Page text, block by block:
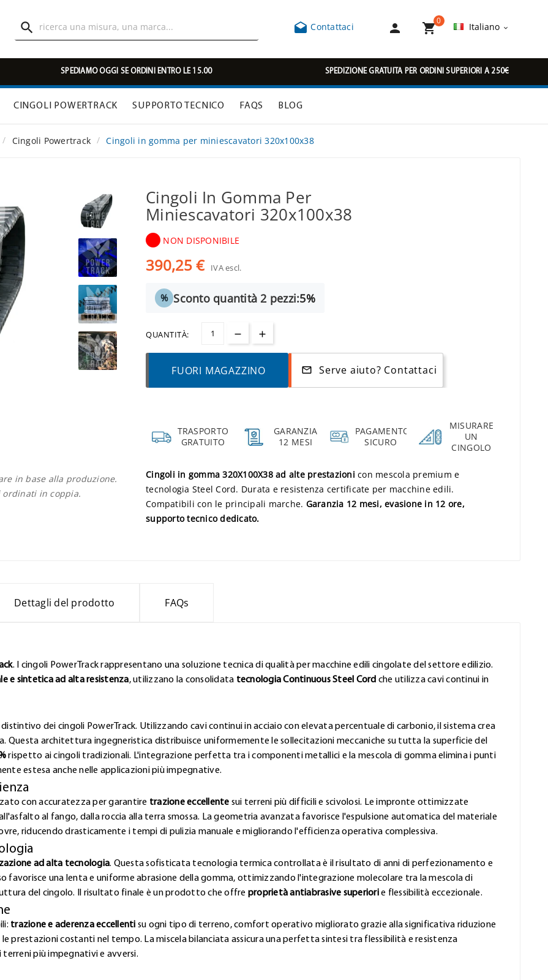
  Contattaci  
0
Italiano 
SPEDIAMO OGGI SE ORDINI ENTRO LE 15.00 SPEDIZIONE GRATUITA PER ORDINI SUPERIORI A 250€
CINGOLI POWERTRACK SUPPORTO TECNICO FAQS BLOG
Cingoli Powertrack Cingoli in gomma per miniescavatori 320x100x38
in base alla produzione.
in coppia.
Cingoli In Gomma Per
Miniescavatori 320x100x38
NON DISPONIBILE
390,25 € IVA escl.
% Sconto quantità 2 pezzi:5%
QUANTITÀ:
FUORI MAGAZZINO mail_outline Serve aiuto? Contattaci
TRASPORTO
GRATUITO
GARANZIA
12 MESI
PAGAMENTO
SICURO
MISURARE
UN
CINGOLO
Cingoli in gomma 320X100X38 ad alte prestazioni con mescola premium e
tecnologia Steel Cord. Durata e resistenza certificate per macchine edili.
Compatibili con le principali marche. Garanzia 12 mesi, evasione in 12 ore,
supporto tecnico dedicato.
Dettagli del prodotto FAQs
. I cingoli PowerTrack rappresentano una soluzione tecnica di qualità per macchine edili cingolate del settore edilizio.
e sintetica ad alta resistenza, utilizzano la consolidata tecnologia Continuous Steel Cord che utilizza cavi continui in
dei cingoli PowerTrack. Utilizzando cavi continui in acciaio con elevata percentuale di carbonio, il sistema crea
architettura ingegneristica distribuisce uniformemente le sollecitazioni meccaniche su tutta la superficie del
rispetto ai cingoli tradizionali. L'integrazione perfetta tra i componenti metallici e la mescola di gomma elimina i punti
estesa anche nelle applicazioni più impegnative.
con accuratezza per garantire trazione eccellente sui terreni più difficili e scivolosi. Le impronte ottimizzate
al fango, dalla roccia alla terra smossa. La geometria avanzata favorisce l'espulsione automatica del materiale
riducendo drasticamente i tempi di pulizia manuale e migliorando l'efficienza operativa complessiva.
ad alta tecnologia. Questa sofisticata tecnologia termica controllata è il risultato di anni di perfezionamento e
una lenta e uniforme abrasione della gomma, ottimizzando l'integrazione molecolare tra la mescola di
del cingolo. Il risultato finale è un prodotto che offre proprietà antiabrasive superiorie flessibilità eccezionale.
trazione e aderenza eccellenti su ogni tipo di terreno, comfort operativo migliorato grazie alla significativa riduzione
prestazioni costanti nel tempo. La miscela bilanciata assicura una perfetta sintesi tra flessibilità e resistenza
più impegnativi e avversi.